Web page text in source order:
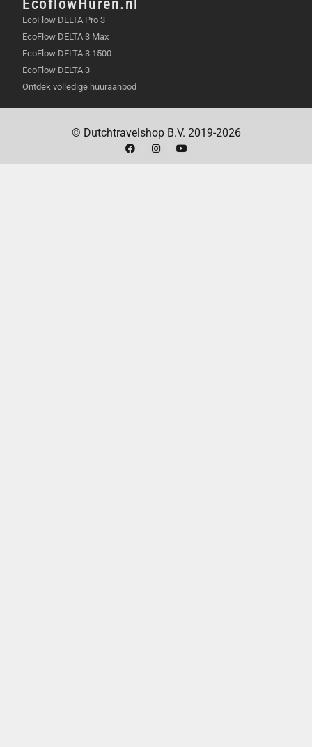
EcoflowHuren.nl
EcoFlow DELTA Pro 3
EcoFlow DELTA 3 Max
EcoFlow DELTA 3 1500
EcoFlow DELTA 3
Ontdek volledige huuraanbod
© Dutchtravelshop B.V. 2019-2026